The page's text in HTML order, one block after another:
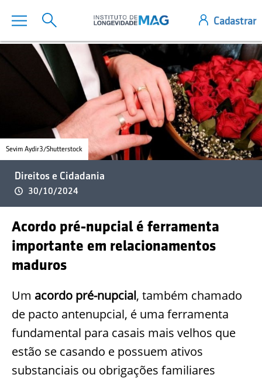
Sevim Aydir3/Shutterstock
Direitos e Cidadania
30/10/2024
Acordo pré-nupcial é ferramenta
importante em relacionamentos
maduros
Um acordo pré-nupcial, também chamado
de pacto antenupcial, é uma ferramenta
fundamental para casais mais velhos que
estão se casando e possuem ativos
substanciais ou obrigações familiares